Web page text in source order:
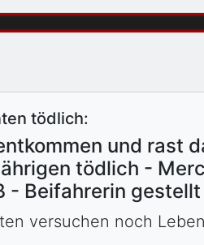
tödlich:
und rast
tödlich -
- Beifahrerin
versuchen noch